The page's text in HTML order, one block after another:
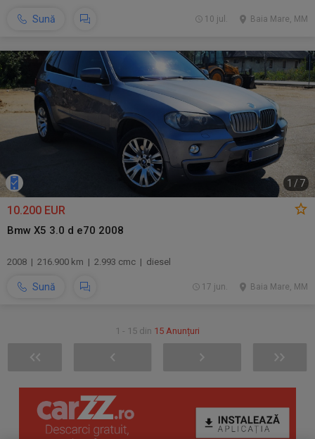
Sună Baia Mare, MM
10 jul.
1 / 7
10.200 EUR
Bmw X5 3.0 d e70 2008
2008 | 216.900 km | 2.993 cmc | diesel
Sună Baia Mare, MM
17 jun.
1 - 15 din 15 Anunțuri